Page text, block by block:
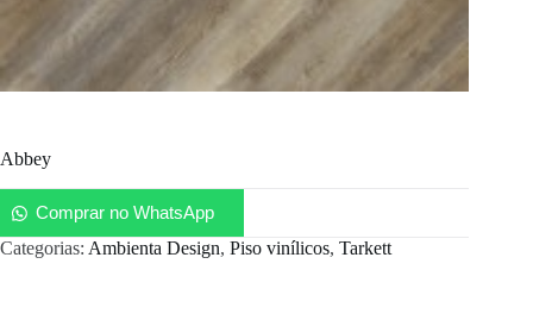
Abbey
Comprar no WhatsApp
Categorias: Ambienta Design, Piso vinílicos, Tarkett